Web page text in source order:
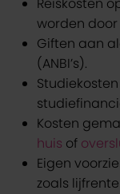
Reiskosten
worden
Giften aan
(ANBI’s).
Kosten
huis of
Eigen
zoals